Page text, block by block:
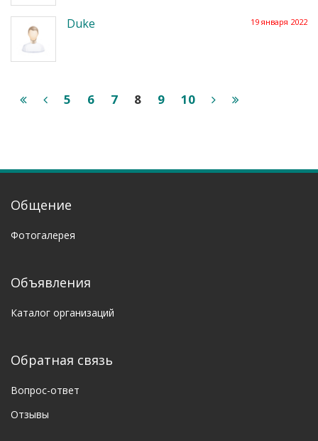
19 января 2022
Duke
5 6 7 8 9 10
Общение
Фотогалерея
Объявления
Каталог организаций
Обратная связь
Вопрос-ответ
Отзывы